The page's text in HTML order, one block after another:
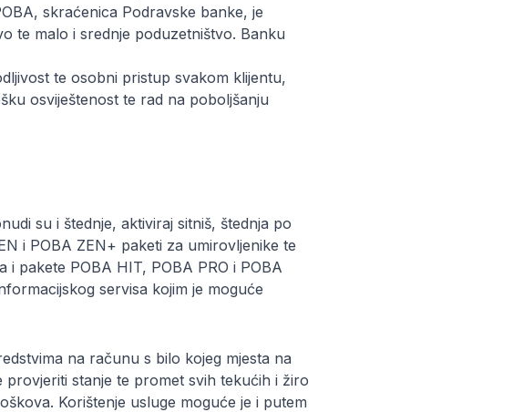
skraćenica Podravske banke, je
te malo i srednje poduzetništvo. Banku
te osobni pristup svakom klijentu,
osviještenost te rad na poboljšanju
su i štednje, aktiviraj sitniš, štednja po
i POBA ZEN+ paketi za umirovljenike te
pakete POBA HIT, POBA PRO i POBA
servisa kojim je moguće
na računu s bilo kojeg mjesta na
stanje te promet svih tekućih i žiro
Korištenje usluge moguće je i putem